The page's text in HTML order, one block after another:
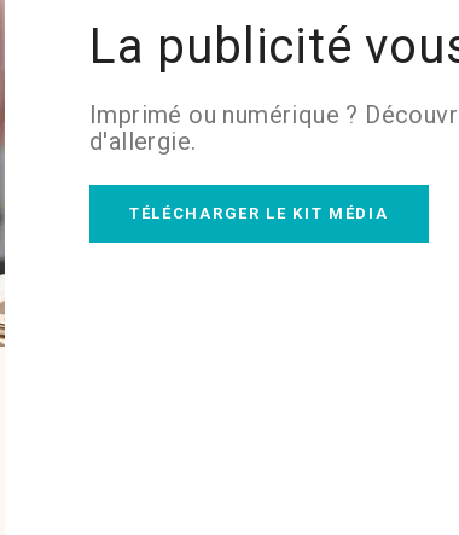
La publicité
Imprimé ou numérique ?
d'allergie.
TÉLÉCHARGER LE KIT MÉDIA